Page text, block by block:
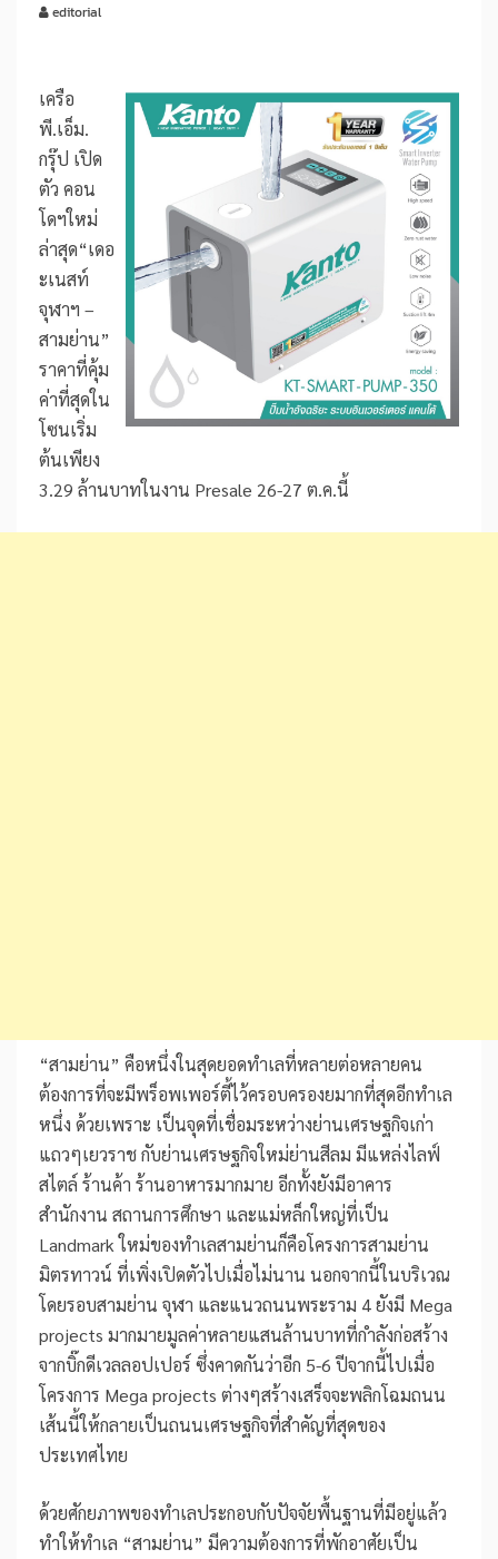
editorial
เครือ
พี.เอ็ม.
กรุ๊ป เปิด
ตัว คอน
โดฯใหม่
ล่าสุด“เดอ
ะเนสท์
จุฬาฯ –
สามย่าน”
ราคาที่คุ้ม
ค่าที่สุดใน
โซนเริ่ม
ต้นเพียง
3.29 ล้านบาทในงาน Presale 26-27 ต.ค.นี้
“สามย่าน” คือหนึ่งในสุดยอดทำเลที่หลายต่อหลายคน
ต้องการที่จะมีพร็อพเพอร์ตี้ไว้ครอบครองยมากที่สุดอีกทำเล
หนึ่ง ด้วยเพราะ เป็นจุดที่เชื่อมระหว่างย่านเศรษฐกิจเก่า
แถวๆเยวราช กับย่านเศรษฐกิจใหม่ย่านสีลม มีแหล่งไลฟ์
สไตล์ ร้านค้า ร้านอาหารมากมาย อีกทั้งยังมีอาคาร
สำนักงาน สถานการศึกษา และแม่หล็กใหญ่ที่เป็น
Landmark ใหม่ของทำเลสามย่านก็คือโครงการสามย่าน
มิตรทาวน์ ที่เพิ่งเปิดตัวไปเมื่อไม่นาน นอกจากนี้ในบริเวณ
โดยรอบสามย่าน จุฬา และแนวถนนพระราม 4 ยังมี Mega
projects มากมายมูลค่าหลายแสนล้านบาทที่กำลังก่อสร้าง
จากบิ๊กดีเวลลอปเปอร์ ซึ่งคาดกันว่าอีก 5-6 ปีจากนี้ไปเมื่อ
โครงการ Mega projects ต่างๆสร้างเสร็จจะพลิกโฉมถนน
เส้นนี้ให้กลายเป็นถนนเศรษฐกิจที่สำคัญที่สุดของ
ประเทศไทย
ด้วยศักยภาพของทำเลประกอบกับปัจจัยพื้นฐานที่มีอยู่แล้ว
ทำให้ทำเล “สามย่าน” มีความต้องการที่พักอาศัยเป็น